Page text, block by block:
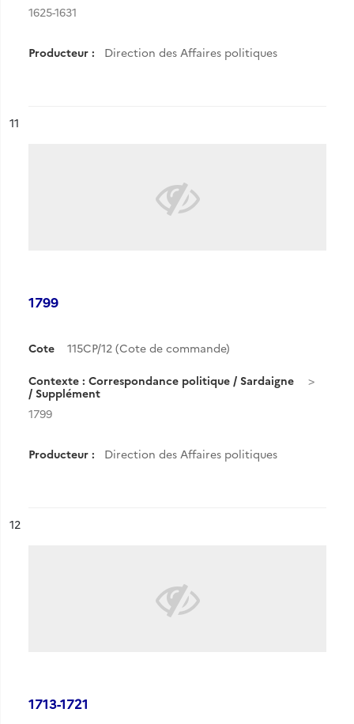
1625-1631
Producteur : Direction des Affaires politiques
n°
11
1799
Cote 115CP/12 (Cote de commande)
Contexte : Correspondance politique / Sardaigne
/ Supplément
1799
Producteur : Direction des Affaires politiques
n°
12
1713-1721